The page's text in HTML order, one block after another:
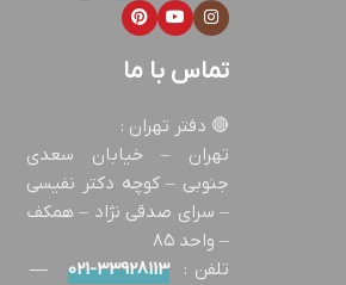
تماس با ما
🔴 دفتر تهران :
تهران – خيابان سعدی
جنوبی – كوچه دکتر نفيسی
– سرای صدقی نژاد – همكف
– واحد ٨٥
تلفن :33928113-021
—